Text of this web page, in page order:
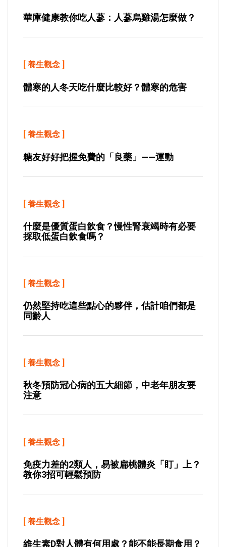
華庫健康教你吃人蔘：人蔘烏雞湯怎麼做？
[ 養生觀念 ]
體寒的人冬天吃什麼比較好？體寒的危害
[ 養生觀念 ]
糖友好好把握免費的「良藥」——運動
[ 養生觀念 ]
什麼是優質蛋白飲食？慢性腎衰竭時有必要
採取低蛋白飲食嗎？
[ 養生觀念 ]
仍然堅持吃這些點心的夥伴，估計咱們都是
同齡人
[ 養生觀念 ]
秋冬預防冠心病的五大細節，中老年朋友要
注意
[ 養生觀念 ]
免疫力差的2類人，易被扁桃體炎「盯」上？
教你3招可輕鬆預防
[ 養生觀念 ]
維生素D對人體有何用處？能不能長期食用？